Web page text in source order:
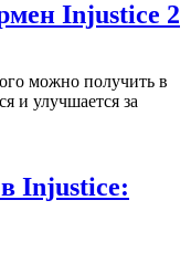
Injustice 2
можно получить в
и улучшается за
Injustice: